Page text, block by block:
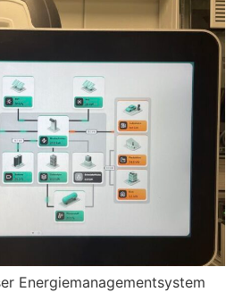
Energiemanagementsystem